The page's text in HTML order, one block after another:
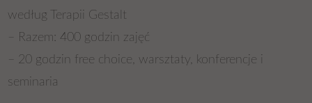
według Terapii Gestalt
– Razem: 400 godzin zajęć
– 20 godzin free choice, warsztaty, konferencje i
seminaria